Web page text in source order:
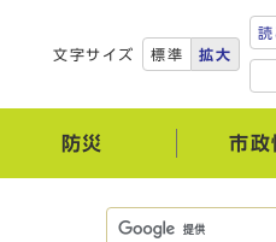
文字サイズ 標準 拡大
防災 市政